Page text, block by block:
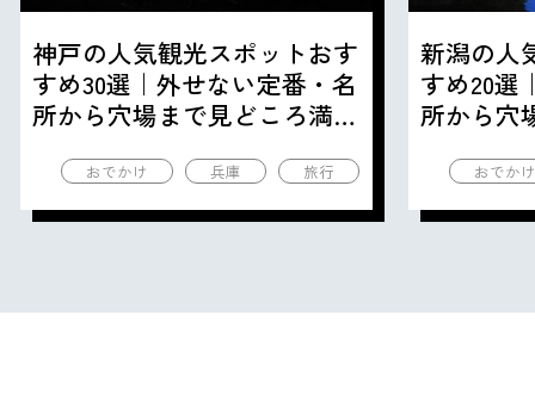
神戸の人気観光スポットおす
すめ30選｜外せない定番・名
所から穴場まで見どころ満載
おでかけ 兵庫 旅行
新潟の人
すめ20選
所から穴
おでか